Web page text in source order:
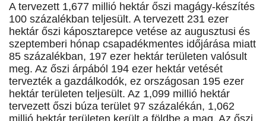
A tervezett 1,677 millió hektár őszi magágy-készítés
100 százalékban teljesült. A tervezett 231 ezer
hektár őszi káposztarepce vetése az augusztusi és
szeptemberi hónap csapadékmentes időjárása miatt
85 százalékban, 197 ezer hektár területen valósult
meg. Az őszi árpából 194 ezer hektár vetését
tervezték a gazdálkodók, ez országosan 195 ezer
hektár területen teljesült. Az 1,099 millió hektár
tervezett őszi búza terület 97 százalékán, 1,062